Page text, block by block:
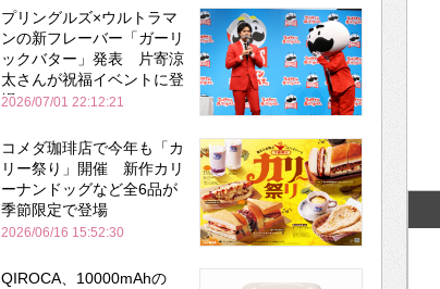
プリングルズ×ウルトラマ
ンの新フレーバー「ガーリ
ックバター」発表 片寄涼
太さんが祝福イベントに登
場
2026/07/01 22:12:21
コメダ珈琲店で今年も「カ
リー祭り」開催 新作カリ
ーナンドッグなど全6品が
季節限定で登場
2026/06/16 15:52:30
QIROCA、10000mAhの